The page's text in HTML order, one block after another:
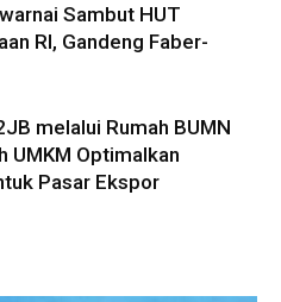
Sambut HUT
RI, Gandeng Faber-
melalui Rumah BUMN
UMKM Optimalkan
Pasar Ekspor